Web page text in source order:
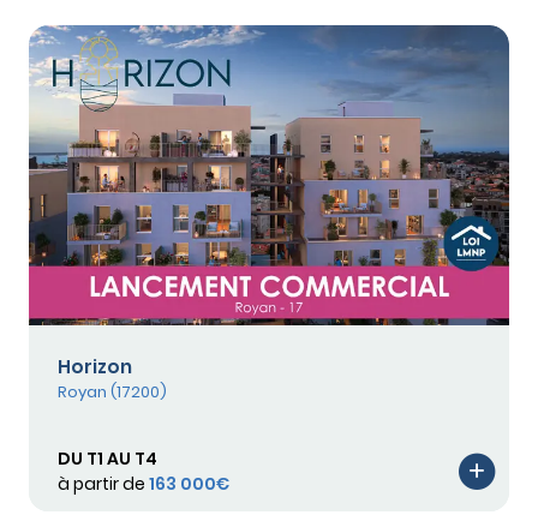
Horizon
Royan (17200)
DU T1 AU T4
à partir de 163 000€